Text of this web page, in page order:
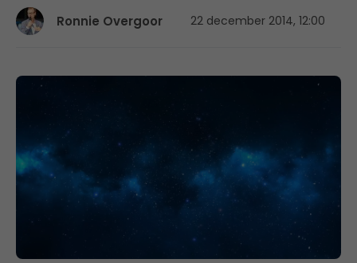
Ronnie Overgoor 22 december 2014, 12:00